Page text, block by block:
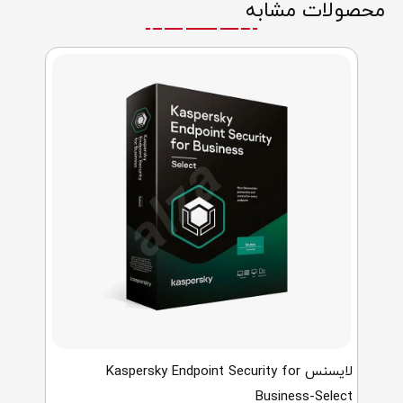
مشابه
لایسنس Kaspersky Endpoint Security for
Business-